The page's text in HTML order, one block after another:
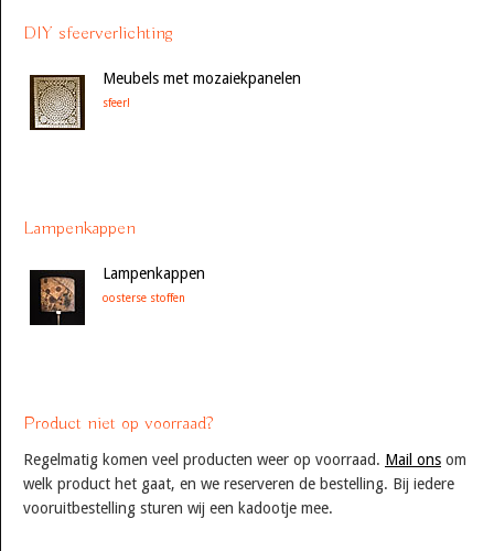
DIY sfeerverlichting
Meubels met mozaiekpanelen
sfeer!
Lampenkappen
Lampenkappen
oosterse stoffen
Product niet op voorraad?
Regelmatig komen veel producten weer op voorraad. Mail ons om
welk product het gaat, en we reserveren de bestelling. Bij iedere
vooruitbestelling sturen wij een kadootje mee.